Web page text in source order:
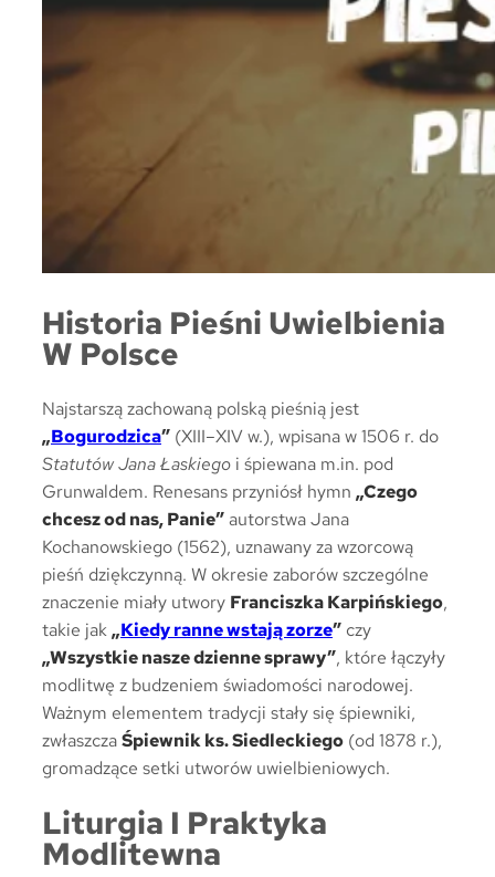
Historia Pieśni Uwielbienia
W Polsce
Najstarszą zachowaną polską pieśnią jest
„Bogurodzica” (XIII–XIV w.), wpisana w 1506 r. do
Statutów Jana Łaskiego i śpiewana m.in. pod
Grunwaldem. Renesans przyniósł hymn „Czego
chcesz od nas, Panie”autorstwa Jana
Kochanowskiego (1562), uznawany za wzorcową
pieśń dziękczynną. W okresie zaborów szczególne
znaczenie miały utwory Franciszka Karpińskiego,
takie jak„Kiedy ranne wstają zorze” czy
„Wszystkie nasze dzienne sprawy”, które łączyły
modlitwę z budzeniem świadomości narodowej.
Ważnym elementem tradycji stały się śpiewniki,
zwłaszczaŚpiewnik ks. Siedleckiego (od 1878 r.),
gromadzące setki utworów uwielbieniowych.
Liturgia I Praktyka
Modlitewna